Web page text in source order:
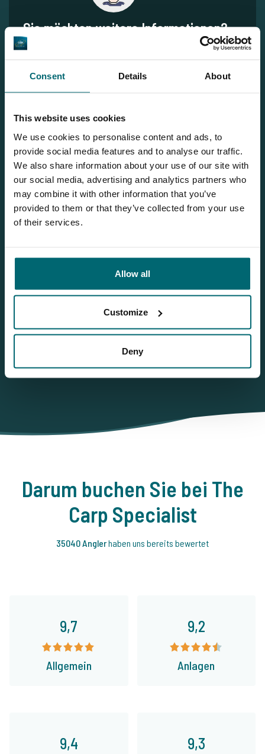
Consent Details About
This website uses cookies
We use cookies to personalise content and ads, to
provide social media features and to analyse our traffic.
We also share information about your use of our site with
our social media, advertising and analytics partners who
may combine it with other information that you’ve
provided to them or that they’ve collected from your use
of their services.
Allow all
Customize
Deny
Sie möchten weitere Informationen?
Brauchen Sie weitere Informationen über diesen See? Wir
WhatsApp:+31 6 5519 1755
Neueste Beiträge
Im Fall der Fälle - die Reiserücktrittsversicherung
Gewässer, das zu Ihnen passt!
Herausforderung Le Grand Etang
Neuer VLOG - 3 Wochen am Le Grand Etang
Ein einzigartiger 3-wöchiger Karpfenangelurlaub am Le
Grand Etang: auf der Suche nach den schönsten Karpfen
Darum buchen Sie bei The
Carp Specialist
35040 Anglerhaben uns bereits bewertet
9,7
Allgemein
9,2
Anlagen
9,4 9,3